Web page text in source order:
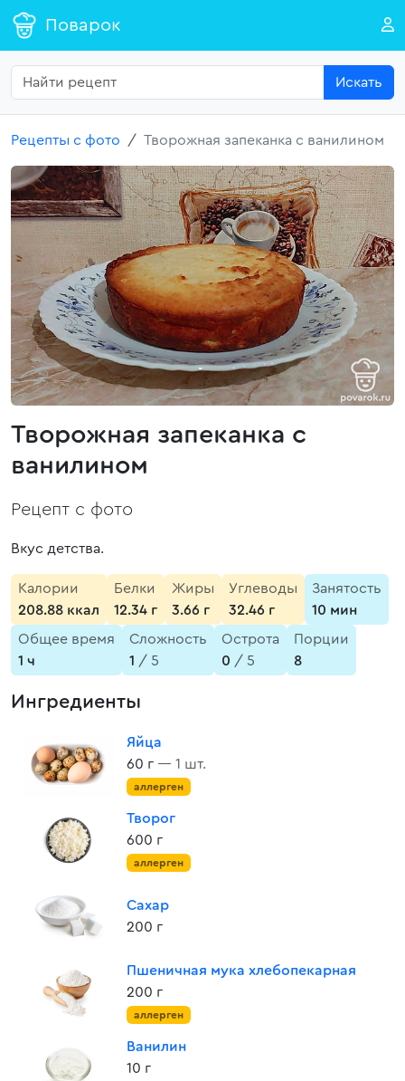
Поварок
Искать
Рецепты с фото Творожная запеканка с ванилином
Творожная запеканка с
ванилином
Рецепт с фото
Вкус детства.
Калории
208.88 ккал
Белки
12.34 г
Жиры
3.66 г
Углеводы
32.46 г
Занятость
10 мин
Общее время
1 ч
Сложность
1 / 5
Острота
0 / 5
Порции
8
Ингредиенты
Яйца
60 г — 1 шт.
аллерген
Творог
600 г
аллерген
Сахар
200 г
Пшеничная мука хлебопекарная
200 г
аллерген
Ванилин
10 г